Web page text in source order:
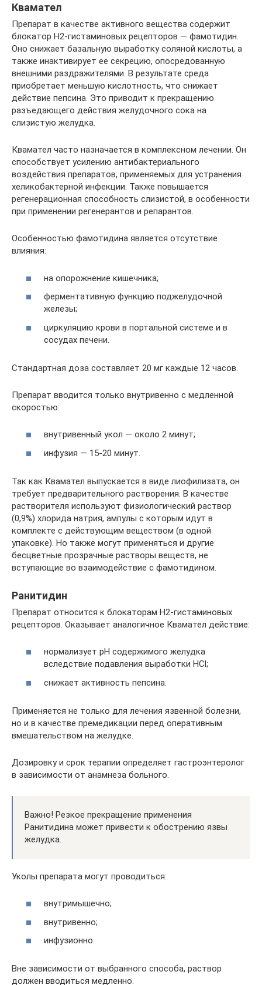
Квамател
Препарат в качестве активного вещества содержит
блокатор Н2-гистаминовых рецепторов — фамотидин.
Оно снижает базальную выработку соляной кислоты, а
также инактивирует ее секрецию, опосредованную
внешними раздражителями. В результате среда
приобретает меньшую кислотность, что снижает
действие пепсина. Это приводит к прекращению
разъедающего действия желудочного сока на
слизистую желудка.
Квамател часто назначается в комплексном лечении. Он
способствует усилению антибактериального
воздействия препаратов, применяемых для устранения
хеликобактерной инфекции. Также повышается
регенерационная способность слизистой, в особенности
при применении регенерантов и репарантов.
Особенностью фамотидина является отсутствие
влияния:
на опорожнение кишечника;
ферментативную функцию поджелудочной
железы;
циркуляцию крови в портальной системе и в
сосудах печени.
Стандартная доза составляет 20 мг каждые 12 часов.
Препарат вводится только внутривенно с медленной
скоростью:
внутривенный укол — около 2 минут;
инфузия — 15-20 минут.
Так как Квамател выпускается в виде лиофилизата, он
требует предварительного растворения. В качестве
растворителя используют физиологический раствор
(0,9%) хлорида натрия, ампулы с которым идут в
комплекте с действующим веществом (в одной
упаковке). Но также могут применяться и другие
бесцветные прозрачные растворы веществ, не
вступающие во взаимодействие с фамотидином.
Ранитидин
Препарат относится к блокаторам Н2-гистаминовых
рецепторов. Оказывает аналогичное Квамател действие:
нормализует рН содержимого желудка
вследствие подавления выработки HCl;
снижает активность пепсина.
Применяется не только для лечения язвенной болезни,
но и в качестве премедикации перед оперативным
вмешательством на желудке.
Дозировку и срок терапии определяет гастроэнтеролог
в зависимости от анамнеза больного.
Важно! Резкое прекращение применения
Ранитидина может привести к обострению язвы
желудка.
Уколы препарата могут проводиться:
внутримышечно;
внутривенно;
инфузионно.
Вне зависимости от выбранного способа, раствор
должен вводиться медленно.